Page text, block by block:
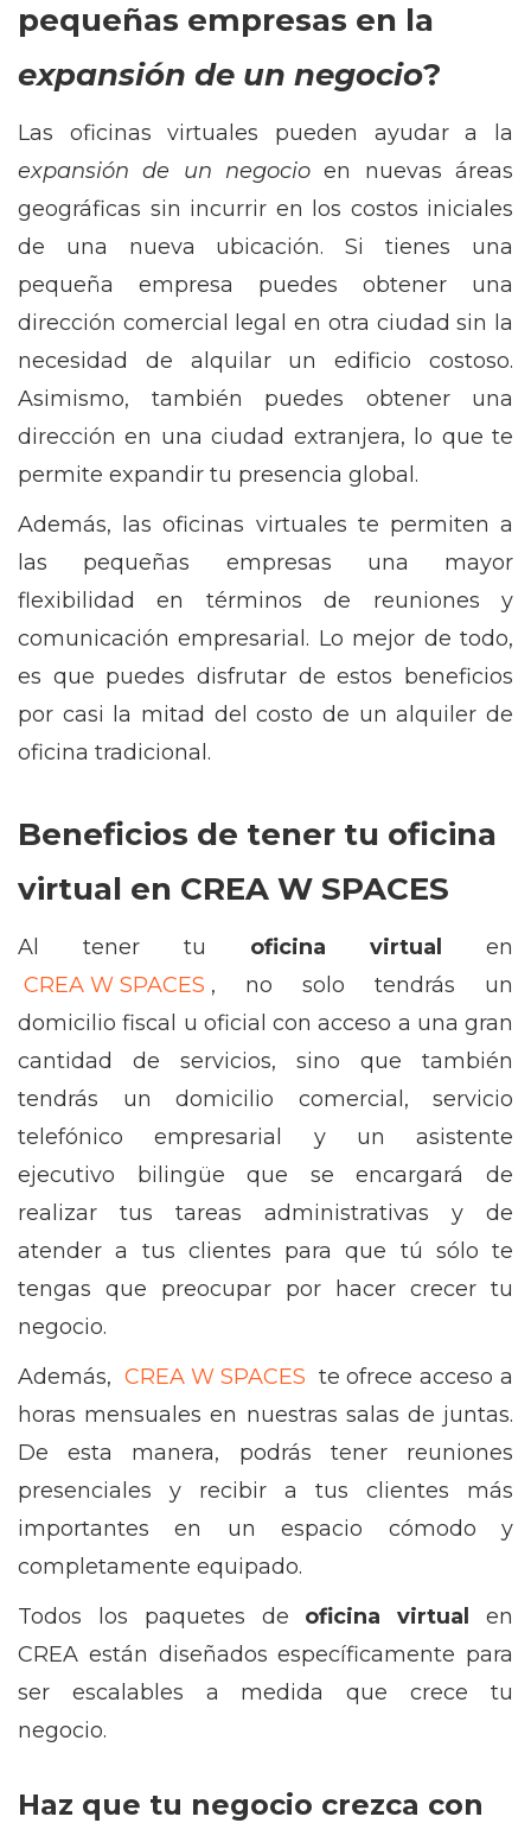
pequeñas empresas en la
expansión de un negocio?
Las oficinas virtuales pueden ayudar a la
expansión de un negocio en nuevas áreas
geográficas sin incurrir en los costos iniciales
de una nueva ubicación. Si tienes una
pequeña empresa puedes obtener una
dirección comercial legal en otra ciudad sin la
necesidad de alquilar un edificio costoso.
Asimismo, también puedes obtener una
dirección en una ciudad extranjera, lo que te
permite expandir tu presencia global.
Además, las oficinas virtuales te permiten a
las pequeñas empresas una mayor
flexibilidad en términos de reuniones y
comunicación empresarial. Lo mejor de todo,
es que puedes disfrutar de estos beneficios
por casi la mitad del costo de un alquiler de
oficina tradicional.
Beneficios de tener tu oficina
virtual en CREA W SPACES
Al tener tu oficina virtual
en
CREA W SPACES , no solo tendrás un
domicilio fiscal u oficial con acceso a una gran
cantidad de servicios, sino que también
tendrás un domicilio comercial, servicio
telefónico empresarial y un asistente
ejecutivo bilingüe que se encargará de
realizar tus tareas administrativas y de
atender a tus clientes para que tú sólo te
tengas que preocupar por hacer crecer tu
negocio.
Además, CREA W SPACES te ofrece acceso a
horas mensuales en nuestras salas de juntas.
De esta manera, podrás tener reuniones
presenciales y recibir a tus clientes más
importantes en un espacio cómodo y
completamente equipado.
Todos los paquetes de oficina virtual
en
CREA están diseñados específicamente para
ser escalables a medida que crece tu
negocio.
Haz que tu negocio crezca con